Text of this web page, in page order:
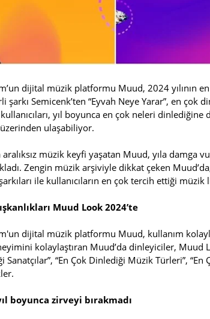
dijital müzik platformu Muud, 2024 yılının
şarkı Semicenk’ten “Eyvah Neye Yarar”, en çok
yıl boyunca en çok neleri
ulaşabiliyor.
aralıksız müzik keyfi yaşatan Muud, yıla
Zengin müzik arşiviyle dikkat çeken
ile kullanıcıların en çok tercih ettiği
Muud Look 2024’te
dijital müzik platformu Muud, kullanım
kolaylaştıran Muud’da dinleyiciler, Muud
Sanatçılar”, “En Çok Dinlediği Müzik Türleri”,
boyunca zirveyi bırakmadı